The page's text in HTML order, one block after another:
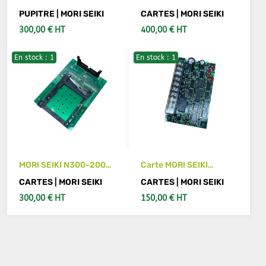
GV503-1 complet MORI
SEIKI ABI2C-4144
E54009A02 MORI SEIKI
PUPITRE | MORI SEIKI
300,00 € HT
AJOUTER AU PANIER
64 MORI SEIKI E76033
CARTES | MORI SEIKI
400,00 € HT
AJOUTER AU PANIER
En stock : 1
MORI SEIKI N300-2005
pc board
CARTES | MORI SEIKI
300,00 € HT
En stock : 1
Carte MORI SEIKI
E76001A 02 MORI SEIKI
E76001A02
CARTES | MORI SEIKI
150,00 € HT